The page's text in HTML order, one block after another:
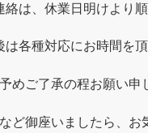
絡は、休業日明けより
は各種対応にお時間を
予めご了承の程お願い申
ど御座いましたら、お